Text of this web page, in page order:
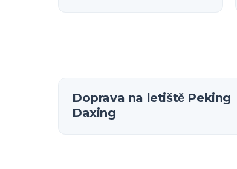
Doprava na letiště Peking
Daxing